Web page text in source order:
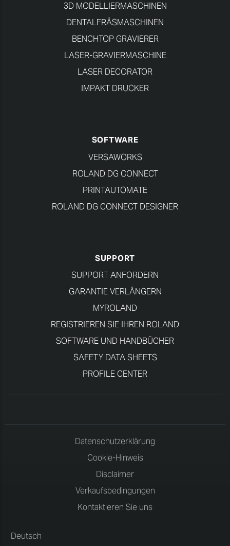
3D MODELLIERMASCHINEN
DENTALFRÄSMASCHINEN
BENCHTOP GRAVIERER
LASER-GRAVIERMASCHINE
LASER DECORATOR
IMPAKT DRUCKER
SOFTWARE
VERSAWORKS
ROLAND DG CONNECT
PRINTAUTOMATE
ROLAND DG CONNECT DESIGNER
SUPPORT
SUPPORT ANFORDERN
GARANTIE VERLÄNGERN
MYROLAND
REGISTRIEREN SIE IHREN ROLAND
SOFTWARE UND HANDBÜCHER
SAFETY DATA SHEETS
PROFILE CENTER
Datenschutzerklärung
Cookie-Hinweis
Disclaimer
Verkaufsbedingungen
Kontaktieren Sie uns
Deutsch